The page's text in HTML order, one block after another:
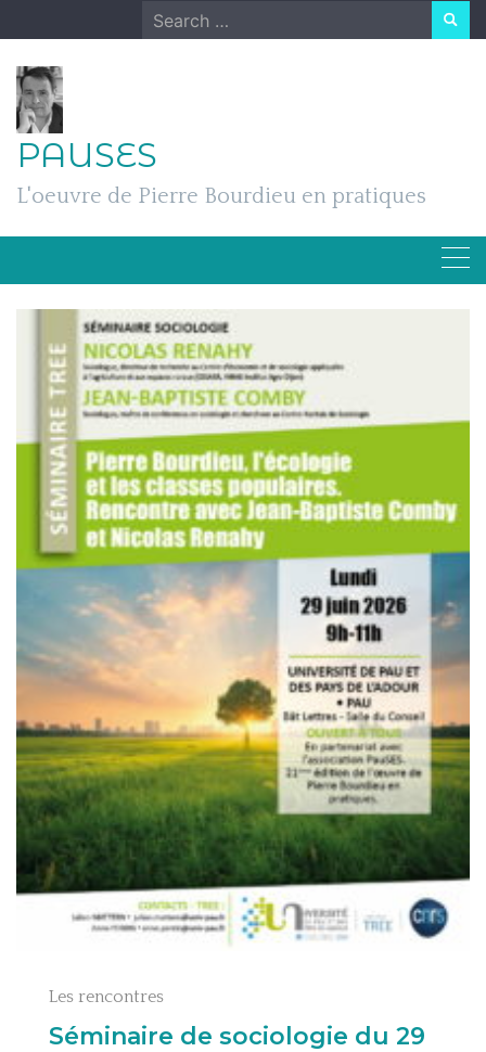
to
content
Search
for:
PAUSES
L'oeuvre de Pierre Bourdieu en pratiques
Les rencontres
Séminaire de sociologie du 29